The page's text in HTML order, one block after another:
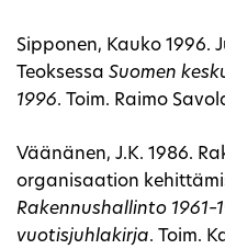
Sipponen, Kauko 1996.
Teoksessa Suomen
1996. Toim. Raimo
Väänänen, J.K. 1986.
organisaation
Rakennushallinto
vuotisjuhlakirja. Toim.